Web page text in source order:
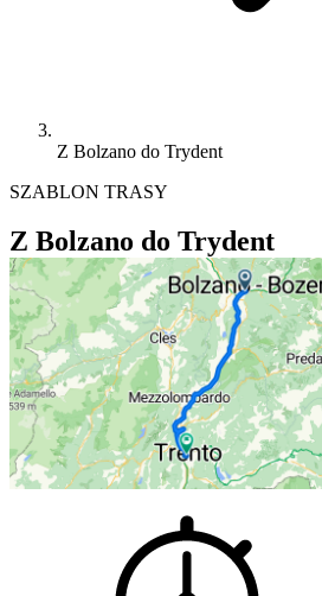
Z Bolzano do Trydent
SZABLON TRASY
Z Bolzano do Trydent